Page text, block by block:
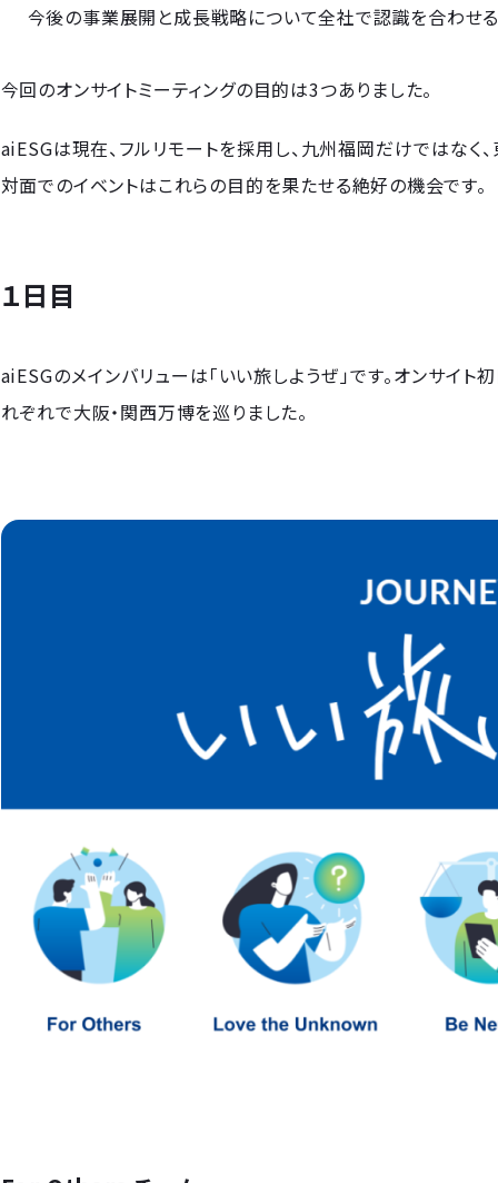
今後の事業展開と成長戦略について全社で認識を合わせる
今回のオンサイトミーティングの目的は3つありました。
aiESGは現在、フルリモートを採用し、九州福岡だけではなく
対面でのイベントはこれらの目的を果たせる絶好の機会です。
１日目
aiESGのメインバリューは「いい旅しようぜ」です。オンサイ
れぞれで大阪・関西万博を巡りました。